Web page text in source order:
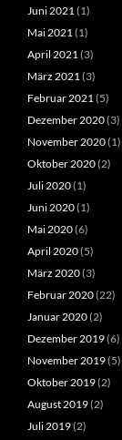
Juni 2021(1)
Mai 2021(1)
April 2021(3)
März 2021(3)
Februar 2021(5)
Dezember 2020(3)
November 2020(1)
Oktober 2020(2)
Juli 2020(1)
Juni 2020(1)
Mai 2020(6)
April 2020(5)
März 2020(3)
Februar 2020(22)
Januar 2020(2)
Dezember 2019(6)
November 2019(5)
Oktober 2019(2)
August 2019(2)
Juli 2019(2)